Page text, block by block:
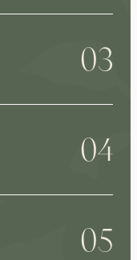
03
04
05